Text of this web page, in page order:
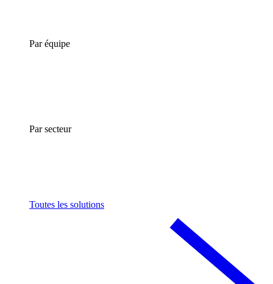
Par équipe
Par secteur
Toutes les solutions